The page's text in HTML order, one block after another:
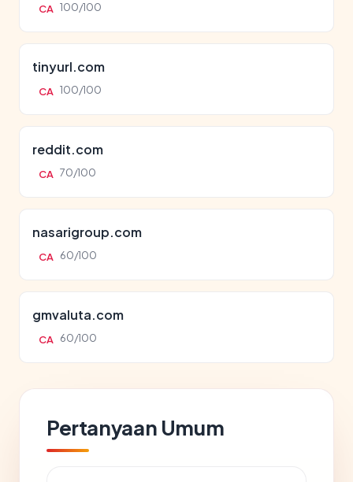
CA 100/100
tinyurl.com
CA 100/100
reddit.com
CA 70/100
nasarigroup.com
CA 60/100
gmvaluta.com
CA 60/100
Pertanyaan Umum